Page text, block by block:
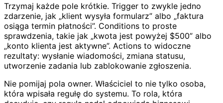
Trzymaj każde pole krótkie. Trigger to zwykle jedno
zdarzenie, jak „klient wysyła formularz” albo „faktura
osiąga termin płatności”. Conditions to proste
sprawdzenia, takie jak „kwota jest powyżej $500” albo
„konto klienta jest aktywne”. Actions to widoczne
rezultaty: wysłanie wiadomości, zmiana statusu,
utworzenie zadania lub zablokowanie zgłoszenia.
Nie pomijaj pola owner. Właściciel to nie tylko osoba,
która wpisała regułę do systemu. To rola, która